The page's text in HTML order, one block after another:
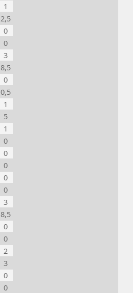
1
2,5
0
0
3
8,5
0
0,5
1
5
1
0
0
0
0
0
3
8,5
0
0
2
3
0
0